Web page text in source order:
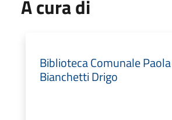
A cura di
Biblioteca Comunale Paola
Bianchetti Drigo